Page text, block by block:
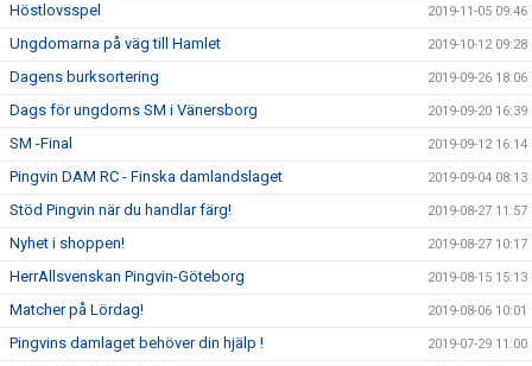
Höstlovsspel 2019-11-05 09:46
Ungdomarna på väg till Hamlet 2019-10-12 09:28
Dagens burksortering 2019-09-26 18:06
Dags för ungdoms SM i Vänersborg 2019-09-20 16:39
SM -Final 2019-09-12 16:14
Pingvin DAM RC - Finska damlandslaget 2019-09-04 08:13
Stöd Pingvin när du handlar färg! 2019-08-27 11:57
Nyhet i shoppen! 2019-08-27 10:17
HerrAllsvenskan Pingvin-Göteborg 2019-08-15 15:13
Matcher på Lördag! 2019-08-06 10:01
Pingvins damlaget behöver din hjälp ! 2019-07-29 11:00